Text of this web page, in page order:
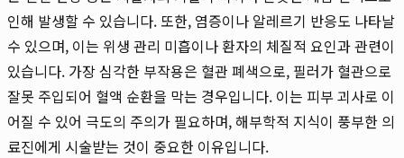
인해 발생할 수 있습니다. 또한, 염증이나 알레르기 반응도 나타날
수 있으며, 이는 위생 관리 미흡이나 환자의 체질적 요인과 관련이
있습니다. 가장 심각한 부작용은 혈관 폐색으로, 필러가 혈관으로
잘못 주입되어 혈액 순환을 막는 경우입니다. 이는 피부 괴사로 이
어질 수 있어 극도의 주의가 필요하며, 해부학적 지식이 풍부한 의
료진에게 시술받는 것이 중요한 이유입니다.